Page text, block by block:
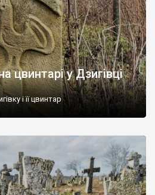
цвинтарі у Дзигівці
і її цвинтар